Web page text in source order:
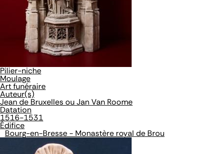
Pilier-niche
Moulage
Art funéraire
Auteur(s)
Jean de Bruxelles ou Jan Van Roome
Datation
1516-1531
Édifice
Bourg-en-Bresse - Monastère royal de Brou